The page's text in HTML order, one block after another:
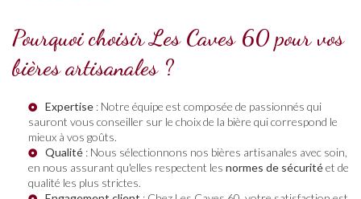
Pourquoi choisir Les Caves 60 pour vos
bières artisanales ?
Expertise : Notre équipe est composée de passionnés qui
sauront vous conseiller sur le choix de la bière qui correspond le
mieux à vos goûts.
Qualité : Nous sélectionnons nos bières artisanales avec soin,
en nous assurant qu'elles respectent les normes de sécuritéet de
qualité les plus strictes.